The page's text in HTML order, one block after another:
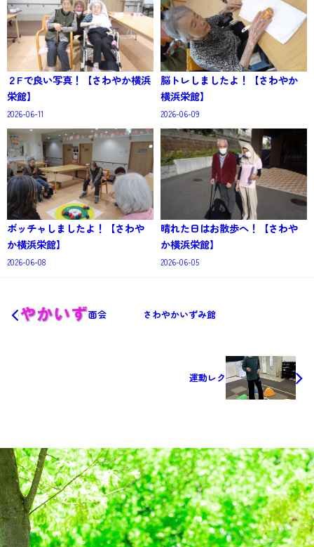
２Fで良い写真！【さわやか横浜
栄館】
2026-06-11
脳トレしましたよ！【さわやか
横浜栄館】
2026-06-09
ボッチャしましたよ！【さわや
か横浜栄館】
2026-06-08
晴れた日はお散歩へ！【さわや
か横浜栄館】
2026-06-05
面会 さわやかいずみ館
運動レク